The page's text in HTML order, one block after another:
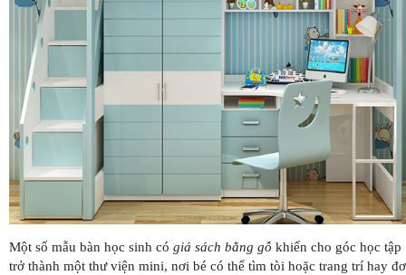
Một số mẫu bàn học sinh có giá sách bằng gỗ khiến cho góc học tập
trở thành một thư viện mini, nơi bé có thể tìm tòi hoặc trang trí hay